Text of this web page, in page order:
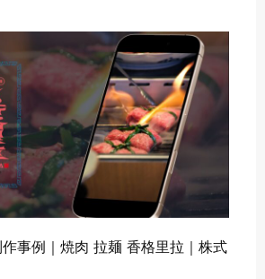
作事例｜焼肉 拉麺 香格里拉｜株式